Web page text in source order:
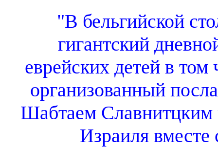
"В бельгийской
гигантский
еврейских детей в
организованный
Шабтаем Славнитцким
Израиля вместе